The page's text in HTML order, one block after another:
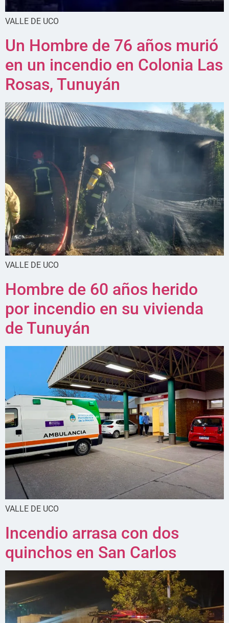
VALLE DE UCO
Un Hombre de 76 años murió
en un incendio en Colonia Las
Rosas, Tunuyán
VALLE DE UCO
Hombre de 60 años herido
por incendio en su vivienda
de Tunuyán
VALLE DE UCO
Incendio arrasa con dos
quinchos en San Carlos